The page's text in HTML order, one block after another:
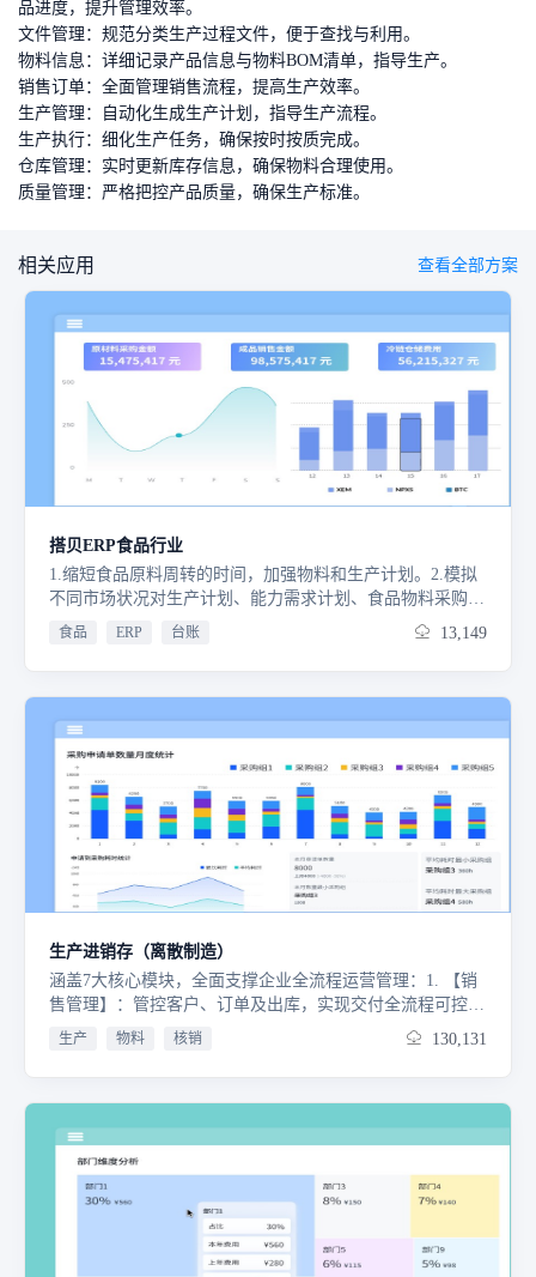
品进度，提升管理效率。
文件管理：规范分类生产过程文件，便于查找与利用。
物料信息：详细记录产品信息与物料BOM清单，指导生产。
销售订单：全面管理销售流程，提高生产效率。
生产管理：自动化生成生产计划，指导生产流程。
生产执行：细化生产任务，确保按时按质完成。
仓库管理：实时更新库存信息，确保物料合理使用。
质量管理：严格把控产品质量，确保生产标准。
相关应用 查看全部方案
搭贝ERP食品行业
1.缩短食品原料周转的时间，加强物料和生产计划。2.模拟
不同市场状况对生产计划、能力需求计划、食品物料采购计
划和储运等工作的影响3.增强企业对经营环境改变的快速反
应能力4.实现管理层对信息的实时和在线查询，为企业决策
分析数据
食品 ERP 台账 13,149
生产进销存（离散制造）
涵盖7大核心模块，全面支撑企业全流程运营管理：1. 【销
售管理】：管控客户、订单及出库，实现交付全流程可控；
2. 【采购管理】：管控供应商、订单及入库，实现采购闭
环；3. 【生产排产与执行】：统筹生产及物料，保障订单交
5. 【库存管理】：管控库存及盘点，优化周转；6. 【资金管
理】：管控收付款及应收应付，规范资金；7. 【基础支
撑】：基础配置及报表，辅助决策；免费试用15天，满意后
再付款，使用不满意随时退款
生产 物料 核销 130,131